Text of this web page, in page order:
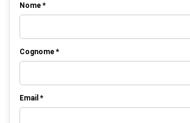
Nome *
Cognome *
Email *